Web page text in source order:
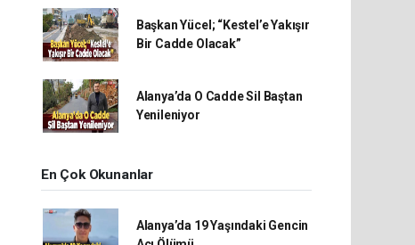
Başkan Yücel; “Kestel’e Yakışır
Bir Cadde Olacak”
Alanya’da O Cadde Sil Baştan
Yenileniyor
En Çok Okunanlar
Alanya’da 19 Yaşındaki Gencin